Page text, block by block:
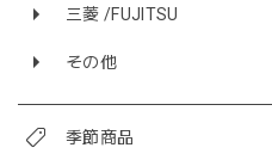
三菱 /FUJITSU
その他
季節商品